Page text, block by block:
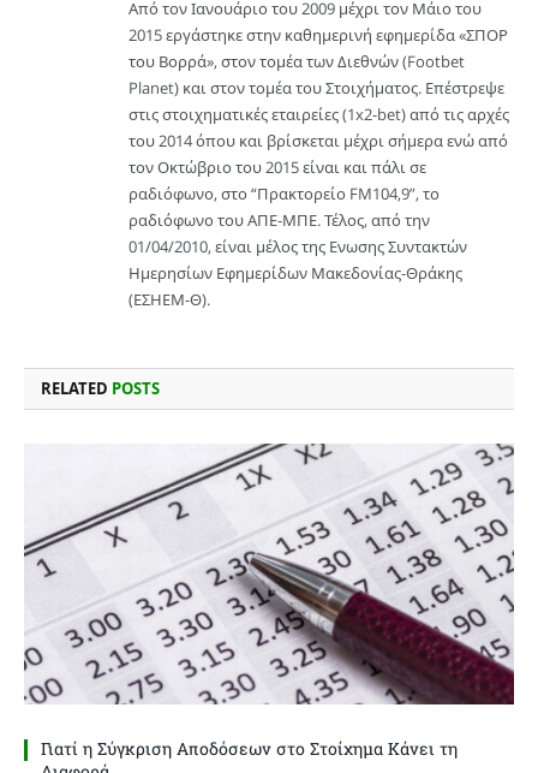
Από τον Ιανουάριο του 2009 μέχρι τον Μάιο του
2015 εργάστηκε στην καθημερινή εφημερίδα «ΣΠΟΡ
του Βορρά», στον τομέα των Διεθνών (Footbet
Planet) και στον τομέα του Στοιχήματος. Επέστρεψε
στις στοιχηματικές εταιρείες (1x2-bet) από τις αρχές
του 2014 όπου και βρίσκεται μέχρι σήμερα ενώ από
τον Οκτώβριο του 2015 είναι και πάλι σε
ραδιόφωνο, στο “Πρακτορείο FM104,9”, το
ραδιόφωνο του ΑΠΕ-ΜΠΕ. Τέλος, από την
01/04/2010, είναι μέλος της Ενωσης Συντακτών
Ημερησίων Εφημερίδων Μακεδονίας-Θράκης
(ΕΣΗΕΜ-Θ).
RELATED POSTS
Γιατί η Σύγκριση Αποδόσεων στο Στοίχημα Κάνει τη